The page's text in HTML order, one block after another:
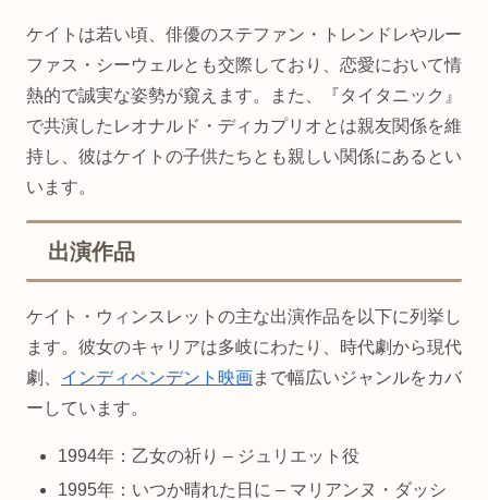
ケイトは若い頃、俳優のステファン・トレンドレやルー
ファス・シーウェルとも交際しており、恋愛において情
熱的で誠実な姿勢が窺えます。また、『タイタニック』
で共演したレオナルド・ディカプリオとは親友関係を維
持し、彼はケイトの子供たちとも親しい関係にあるとい
います。
出演作品
ケイト・ウィンスレットの主な出演作品を以下に列挙し
ます。彼女のキャリアは多岐にわたり、時代劇から現代
劇、 インディペンデント映画まで幅広いジャンルをカバ
ーしています。
1994年：乙女の祈り – ジュリエット役
1995年：いつか晴れた日に – マリアンヌ・ダッシ